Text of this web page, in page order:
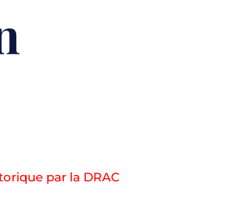
par la DRAC